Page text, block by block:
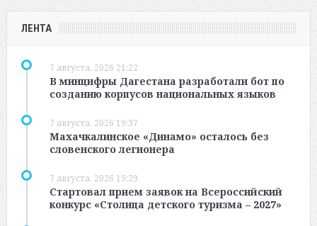
ЛЕНТА
7 августа, 2026 21:22
В минцифры Дагестана разработали бот по
созданию корпусов национальных языков
7 августа, 2026 19:37
Махачкалинское «Динамо» осталось без
словенского легионера
7 августа, 2026 19:29
Стартовал прием заявок на Всероссийский
конкурс «Столица детского туризма – 2027»